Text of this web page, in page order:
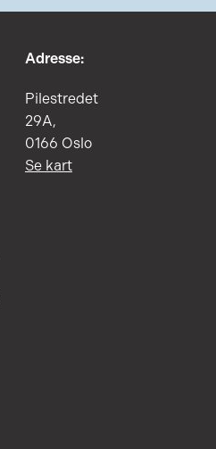
Adresse:
Pilestredet
29A,
0166 Oslo
Se kart